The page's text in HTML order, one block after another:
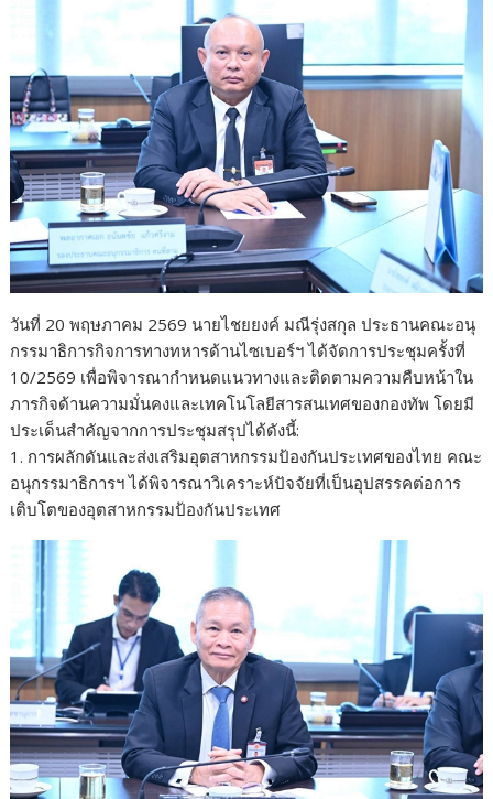
วันที่ 20 พฤษภาคม 2569 นายไชยยงค์ มณีรุ่งสกุล ประธานคณะอนุ
กรรมาธิการกิจการทางทหารด้านไซเบอร์ฯ ได้จัดการประชุมครั้งที่
10/2569 เพื่อพิจารณากำหนดแนวทางและติดตามความคืบหน้าใน
ภารกิจด้านความมั่นคงและเทคโนโลยีสารสนเทศของกองทัพ โดยมี
ประเด็นสำคัญจากการประชุมสรุปได้ดังนี้:
1. การผลักดันและส่งเสริมอุตสาหกรรมป้องกันประเทศของไทย คณะ
อนุกรรมาธิการฯ ได้พิจารณาวิเคราะห์ปัจจัยที่เป็นอุปสรรคต่อการ
เติบโตของอุตสาหกรรมป้องกันประเทศ